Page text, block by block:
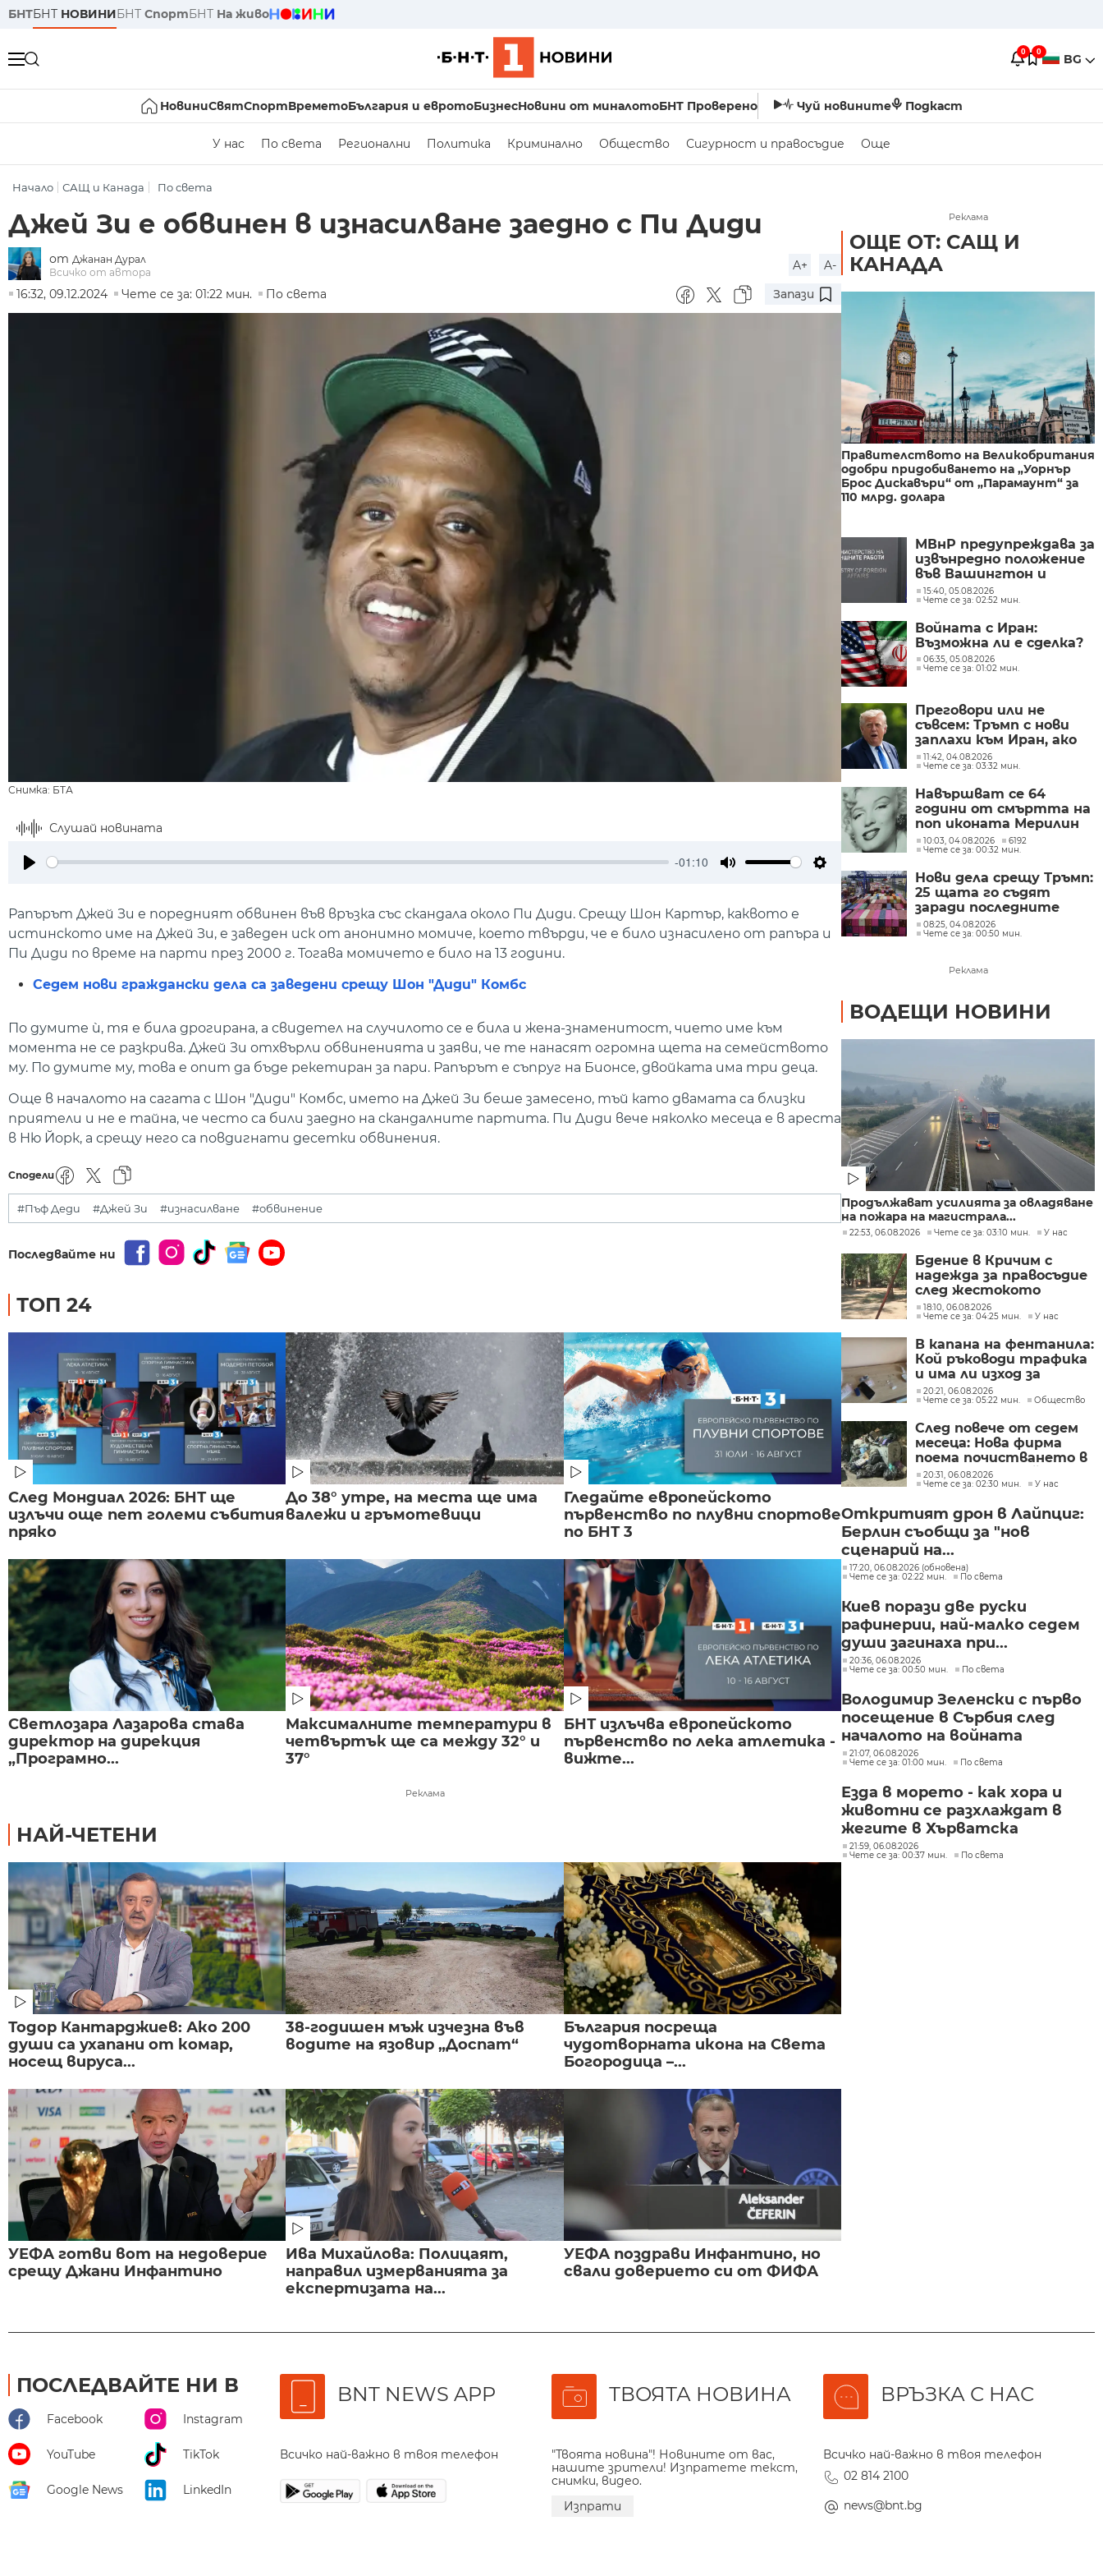
БНТБНТ НОВИНИБНТ СпортБНТ На живо
0 0 BG
НовиниСвятСпортВреметоБългария и евротоБизнесНовини от миналотоБНТ Проверено Чуй новините Подкаст
У нас По света Регионални Политика Криминално Общество Сигурност и правосъдие Още
Начало САЩ и Канада По света
Джей Зи е обвинен в изнасилване заедно с Пи Диди
от Джанан Дурал
Всичко от автора
A+
A-
16:32, 09.12.2024
Чете се за: 01:22 мин. По света Запази
Снимка: БТА
Слушай новината
-01:10
Settings
Рапърът Джей Зи е поредният обвинен във връзка със скандала около Пи Диди. Срещу Шон Картър, каквото е
истинското име на Джей Зи, е заведен иск от анонимно момиче, което твърди, че е било изнасилено от рапъра и
Пи Диди по време на парти през 2000 г. Тогава момичето е било на 13 години.
Седем нови граждански дела са заведени срещу Шон "Диди" Комбс
По думите ѝ, тя е била дрогирана, а свидетел на случилото се е била и жена-знаменитост, чието име към
момента не се разкрива. Джей Зи отхвърли обвиненията и заяви, че те нанасят огромна щета на семейството
му. По думите му, това е опит да бъде рекетиран за пари. Рапърът е съпруг на Бионсе, двойката има три деца.
Още в началото на сагата с Шон "Диди" Комбс, името на Джей Зи беше замесено, тъй като двамата са близки
приятели и не е тайна, че често са били заедно на скандалните партита. Пи Диди вече няколко месеца е в ареста
в Ню Йорк, а срещу него са повдигнати десетки обвинения.
Сподели
#Пъф Деди #Джей Зи #изнасилване #обвинение
Последвайте ни
ТОП 24
След Мондиал 2026: БНТ ще
излъчи още пет големи събития
пряко
До 38° утре, на места ще има
валежи и гръмотевици
Гледайте европейското
първенство по плувни спортове
по БНТ 3
Светлозара Лазарова става
директор на дирекция
„Програмно...
Максималните температури в
четвъртък ще са между 32° и
37°
БНТ излъчва европейското
първенство по лека атлетика -
вижте...
Реклама
НАЙ-ЧЕТЕНИ
Тодор Кантарджиев: Ако 200
души са ухапани от комар,
носещ вируса...
38-годишен мъж изчезна във
водите на язовир „Доспат“
България посреща
чудотворната икона на Света
Богородица –...
УЕФА готви вот на недоверие
срещу Джани Инфантино
Ива Михайлова: Полицаят,
направил измерванията за
експертизата на...
УЕФА поздрави Инфантино, но
свали доверието си от ФИФА
Реклама
ОЩЕ ОТ: САЩ И
КАНАДА
Правителството на Великобритания
одобри придобиването на „Уорнър
Брос Дискавъри“ от „Парамаунт“ за
110 млрд. долара
МВнР предупреждава за
извънредно положение
във Вашингтон и
Орегон заради
пожарите
15:40, 05.08.2026
Чете се за: 02:52 мин.
Войната с Иран:
Възможна ли е сделка?
06:35, 05.08.2026
Чете се за: 01:02 мин.
Преговори или не
съвсем: Тръмп с нови
заплахи към Иран, ако
Техеран не сключи
споразумение
11:42, 04.08.2026
Чете се за: 03:32 мин.
Навършват се 64
години от смъртта на
поп иконата Мерилин
Монро
10:03, 04.08.2026
6192
Чете се за: 00:32 мин.
Нови дела срещу Тръмп:
25 щата го съдят
заради последните
мита върху вноса
08:25, 04.08.2026
Чете се за: 00:50 мин.
Реклама
ВОДЕЩИ НОВИНИ
Продължават усилията за овладяване
на пожара на магистрала...
22:53, 06.08.2026 Чете се за: 03:10 мин. У нас
Бдение в Кричим с
надежда за правосъдие
след жестокото
убийство на млад мъж
в Пловдив от
18:10, 06.08.2026
Чете се за: 04:25 мин.
У нас
В капана на фентанила:
Кой ръководи трафика
и има ли изход за
пристрастените?
20:21, 06.08.2026
Чете се за: 05:22 мин.
Общество
След повече от седем
месеца: Нова фирма
поема почистването в
столичните райони
"Слатина", "Подуяне" и
20:31, 06.08.2026
Чете се за: 02:30 мин.
У нас
Откритият дрон в Лайпциг:
Берлин съобщи за "нов
сценарий на...
17:20, 06.08.2026 (обновена)
Чете се за: 02:22 мин.
По света
Киев порази две руски
рафинерии, най-малко седем
души загинаха при...
20:36, 06.08.2026
Чете се за: 00:50 мин.
По света
Володимир Зеленски с първо
посещение в Сърбия след
началото на войната
21:07, 06.08.2026
Чете се за: 01:00 мин.
По света
Езда в морето - как хора и
животни се разхлаждат в
жегите в Хърватска
21:59, 06.08.2026
Чете се за: 00:37 мин.
По света
ПОСЛЕДВАЙТЕ НИ В
Facebook Instagram
YouTube TikTok
Google News LinkedIn
BNT NEWS APP
Всичко най-важно в твоя телефон
ТВОЯТА НОВИНА
"Твоята новина"! Новините от вас,
нашите зрители! Изпратете текст,
снимки, видео.
Изпрати
ВРЪЗКА С НАС
Всичко най-важно в твоя телефон
02 814 2100
news@bnt.bg